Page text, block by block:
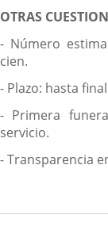
OTRAS
- Número
cien.
- Plazo: hasta
- Primera
servicio.
- Transparencia